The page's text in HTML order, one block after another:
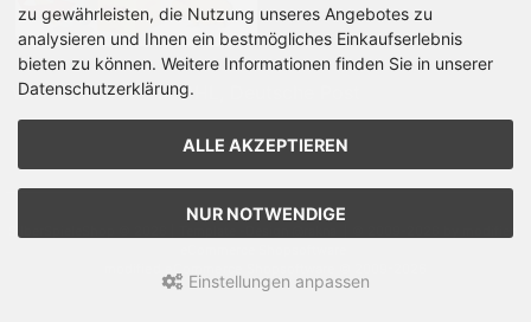
Wir versenden mit DHL, Deutsche Post
zu gewährleisten, die Nutzung unseres Angebotes zu
analysieren und Ihnen ein bestmögliches Einkaufserlebnis
bieten zu können. Weitere Informationen finden Sie in unserer
Datenschutzerklärung.
ALLE AKZEPTIEREN
NUR NOTWENDIGE
Einstellungen anpassen